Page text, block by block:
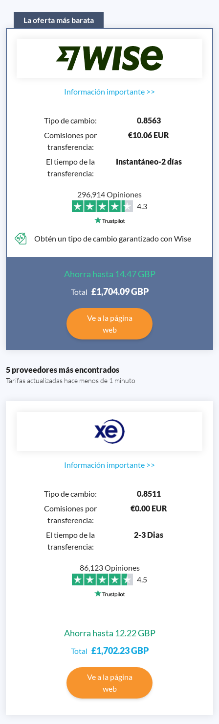
La oferta más barata
Información importante >>
296,914 Opiniones
4.3
Tipo de cambio:
0.8563
Comisiones por
transferencia:
€10.06 EUR
El tiempo de la
transferencia:
Instantáneo-2 días
Obtén un tipo de cambio garantizado con Wise
Ahorra hasta 14.47 GBP
Total £1,704.09GBP
Ve a la página
web
5 proveedores más encontrados
Tarifas actualizadas hace menos de 1 minuto
Información importante >>
86,123 Opiniones
4.5
Tipo de cambio:
0.8511
Comisiones por
transferencia:
€0.00 EUR
El tiempo de la
transferencia:
2-3 Dias
Ahorra hasta 12.22 GBP
Total £1,702.23GBP
Ve a la página
web